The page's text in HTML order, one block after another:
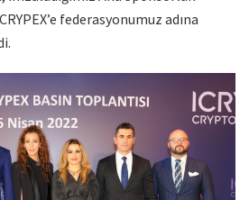
federasyonumuz adına